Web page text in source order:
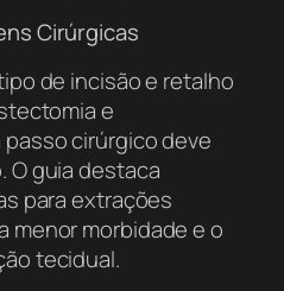
Cirúrgicas
de incisão e retalho
e
cirúrgico deve
O guia destaca
para extrações
menor morbidade e o
tecidual.